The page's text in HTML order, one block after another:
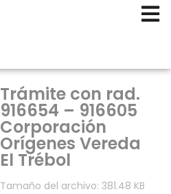
Trámite con rad.
916654 – 916605
Corporación
Orígenes Vereda
El Trébol
Tamaño del archivo: 381.48 KB